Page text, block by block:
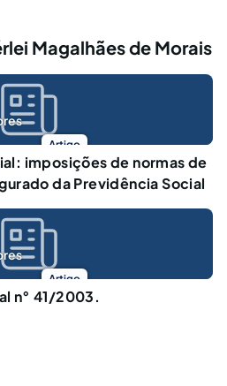
Magalhães de Morais
Artigo
imposições de normas de
da Previdência Social
Artigo
n° 41/2003.